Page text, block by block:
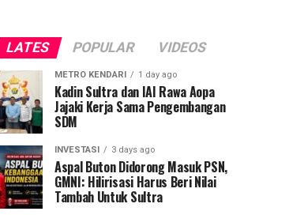
LATES POPULAR VIDEOS
METRO KENDARI 1 day ago
Kadin Sultra dan IAI Rawa Aopa
Jajaki Kerja Sama Pengembangan
SDM
INVESTASI 3 days ago
Aspal Buton Didorong Masuk PSN,
GMNI: Hilirisasi Harus Beri Nilai
Tambah Untuk Sultra